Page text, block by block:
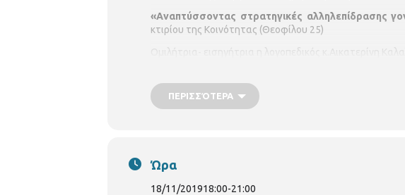
«Αναπτύσσοντας στρατηγικές αλληλεπίδρασης
κτιρίου της Κοινότητας (Θεοφίλου 25)
Ομιλήτρια- εισηγήτρια η λογοπεδικός κ.Αικατερίνη
ΠΕΡΙΣΣΌΤΕΡΑ
Ώρα
18/11/201918:00-21:00